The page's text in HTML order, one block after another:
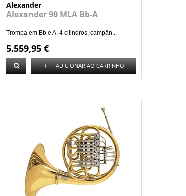
Alexander
Alexander 90 MLA Bb-A
Trompa em Bb e A, 4 cilindros, campân...
5.559,95 €
+ ADICIONAR AO CARRINHO